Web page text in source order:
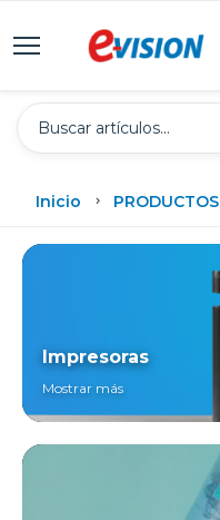
Inicio PRODUCTOS
Impresoras
Mostrar más